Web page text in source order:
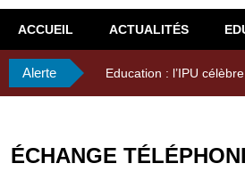
ACCUEIL ACTUALITÉS
Alerte Education : l’IPU
ÉCHANGE